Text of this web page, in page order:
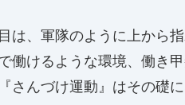
は、軍隊のように上から
働けるような環境、働き
さんづけ運動』はその礎に